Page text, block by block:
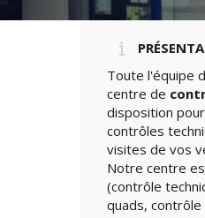
Toute l'équipe
centre de
disposition
contrôles
visites de vos
Notre centre
(contrôle
quads, contrôle